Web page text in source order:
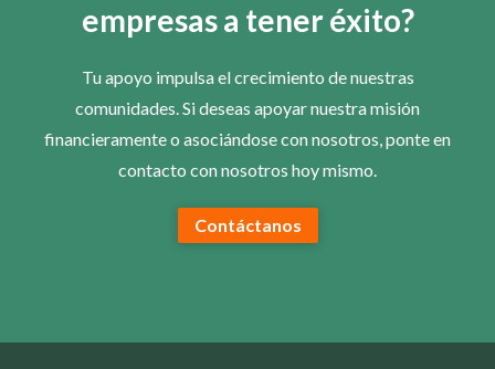
empresas a tener éxito?
Tu apoyo impulsa el crecimiento de nuestras
comunidades. Si deseas apoyar nuestra misión
financieramente o asociándose con nosotros, ponte en
contacto con nosotros hoy mismo.
Contáctanos